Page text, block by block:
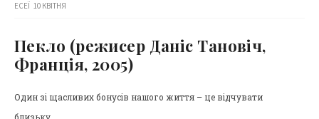
ЕСЕЇ 10 КВІТНЯ
Пекло (режисер Даніс Тановіч,
Франція, 2005)
Один зі щасливих бонусів нашого життя – це відчувати